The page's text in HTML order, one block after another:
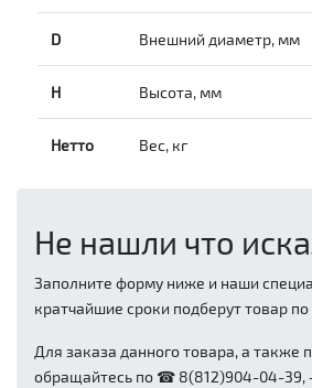
D Внешний диаметр, мм
H Высота, мм
Нетто Вес, кг
Не нашли что
Заполните форму ниже и наши
кратчайшие сроки подберут товар
Для заказа данного товара, а
обращайтесь по ☎ 8(812)904-04-39,